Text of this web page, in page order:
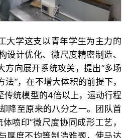
大学这支以青年学生为主力的
设计优化、微尺度精密制造、
方向展开系统攻关，提出“多场
”，在不增大体积的前提下，
传统模型的4倍以上，运动行程
降至原来的八分之一。团队首
喷印”微尺度协同成形工艺，
厚度不均等制造难题，使马达